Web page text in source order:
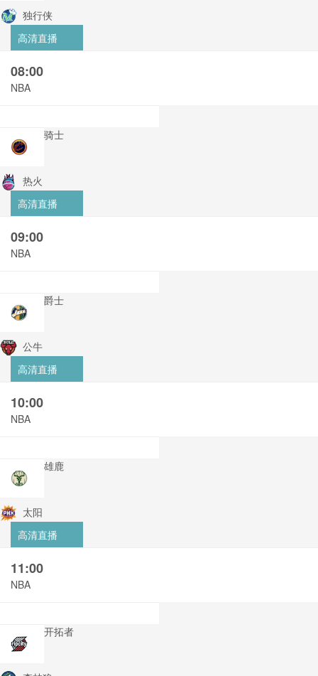
独行侠
高清直播
08:00
NBA
骑士
热火
高清直播
09:00
NBA
爵士
公牛
高清直播
10:00
NBA
雄鹿
太阳
高清直播
11:00
NBA
开拓者